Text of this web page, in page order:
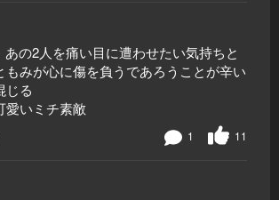
の2人を痛い目に遭わせたい気持ちと
もみが心に傷を負うであろうことが辛い
じる
愛いミチ素敵
11
1